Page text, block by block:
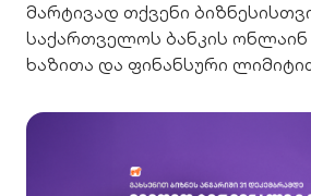
მარტივად თქვენი
საქართველოს ბანკის
ხაზითა და ფინანსური